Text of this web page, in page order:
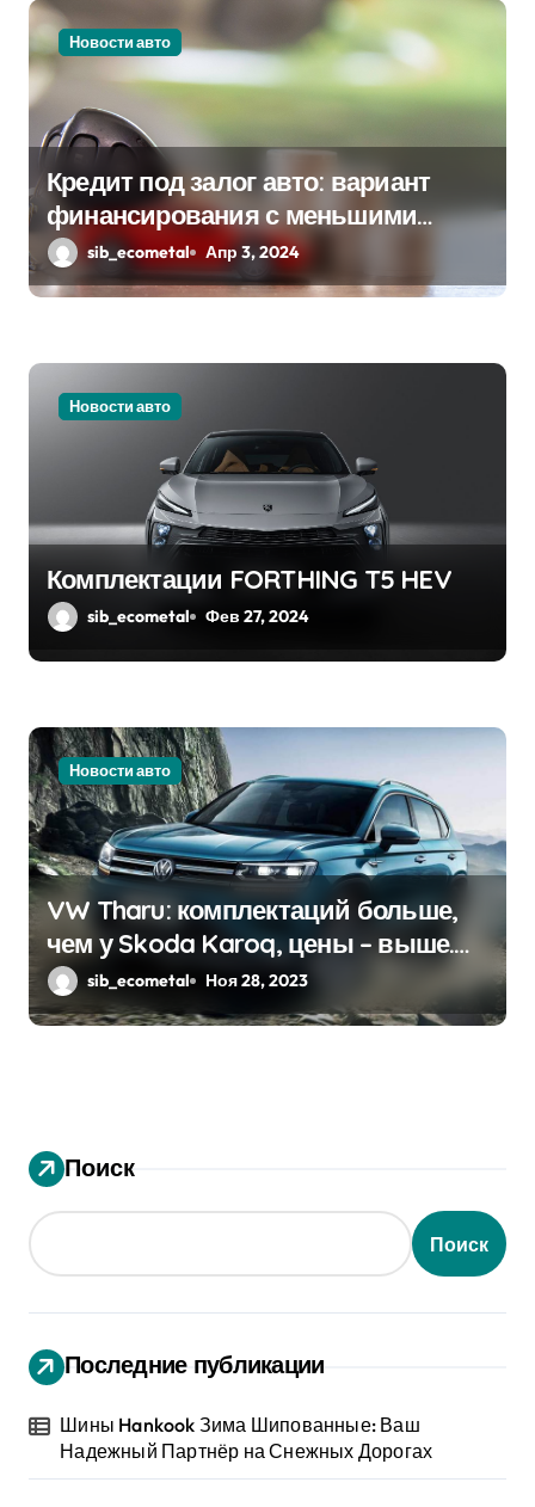
о
з
а
п
и
с
м
Новости авто
Кредит под залог авто: вариант
финансирования с меньшими
рисками
sib_ecometal Апр 3, 2024
Новости авто
Комплектации FORTHING T5 HEV
sib_ecometal Фев 27, 2024
Новости авто
VW Tharu: комплектаций больше,
чем у Skoda Karoq, цены – выше.
Оба кросса пропишутся в России
sib_ecometal Ноя 28, 2023
Поиск
Поиск
Последние публикации
Шины Hankook Зима Шипованные: Ваш
Надежный Партнёр на Снежных Дорогах